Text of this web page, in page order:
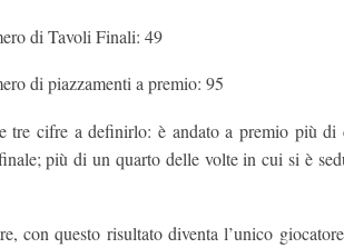
di Tavoli Finali: 49
di piazzamenti a premio: 95
tre cifre a definirlo: è andato a premio più
più di un quarto delle volte in cui si è
con questo risultato diventa l’unico